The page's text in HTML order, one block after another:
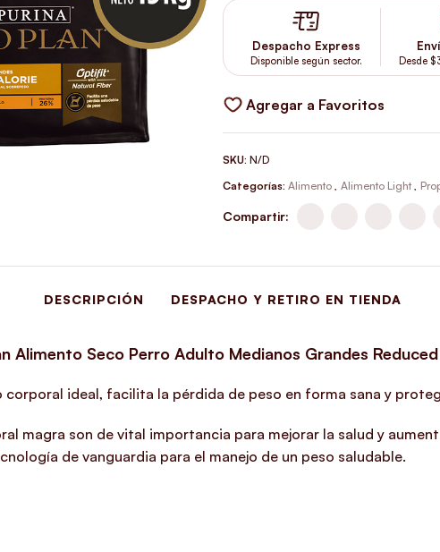
Despacho Express
Disponible según sector. Desde
Agregar a Favoritos
SKU: N/D
Categorías: Alimento , Alimento Light ,
Compartir:
DESCRIPCIÓN DESPACHO Y RETIRO EN TIENDA
Alimento Seco Perro Adulto Medianos Grandes
corporal ideal, facilita la pérdida de peso en forma sana y
magra son de vital importancia para mejorar la salud y
de vanguardia para el manejo de un peso saludable.